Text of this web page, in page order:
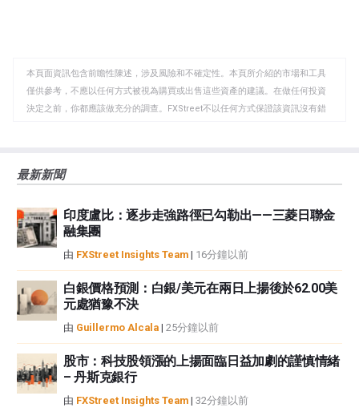
板
本頁面資訊包含前瞻性陳述，涉及風險和不確定性。本頁所介紹的市場和工具
僅供參考，不應以任何方式被視為購買或出售這些資產的建議。在做任何投資
決定之前，你都應該做充分的調查。FXStreet不以任何方式保證該資訊沒有錯
觀點，並不代表FXStreet或其廣告商的官方政策或立場。作者不對本頁連結的
如果文章正文中沒有明確提到，在撰寫本文時，作者在本文中提到的任何股票
中都沒有頭寸，也沒有與文中提到的任何公司有業務關係。除了FXStreet，作
者沒有收到撰寫這篇文章的報酬。
性不作任何陳述。FXStreet和作者將不承擔任何錯誤，遺漏或任何損失，傷害
或損害由此資訊及其顯示或使用引起的。錯誤和遺漏除外。本文作者和
FXStreet並非註冊投資顧問，本文內容無意提供任何投資建議。
最新新聞
印度盧比：逐步走強路徑已勾勒出——三菱日聯金
融集團
由 FXStreet Insights Team | 16分鐘以前
白銀價格預測：白銀/美元在兩日上揚後於62.00美
元處猶豫不決
由 Guillermo Alcala | 25分鐘以前
股市：科技股領漲的上揚面臨日益加劇的謹慎情緒
– 丹斯克銀行
由 FXStreet Insights Team | 32分鐘以前